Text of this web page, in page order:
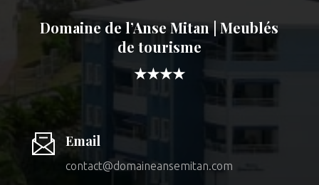
Domaine de l’Anse Mitan | Meublés
de tourisme
★★★★
Email
contact@domaineansemitan.com